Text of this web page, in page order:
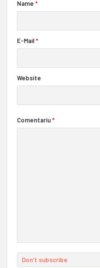
Name *
E-Mail*
Website
Comentariu*